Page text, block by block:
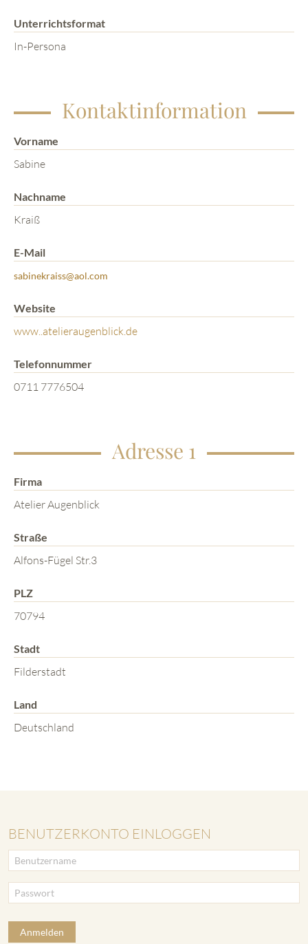
Unterrichtsformat
In-Persona
Kontaktinformation
Vorname
Sabine
Nachname
Kraiß
E-Mail
sabinekraiss@aol.com
Website
www..atelieraugenblick.de
Telefonnummer
0711 7776504
Adresse 1
Firma
Atelier Augenblick
Straße
Alfons-Fügel Str.3
PLZ
70794
Stadt
Filderstadt
Land
Deutschland
BENUTZERKONTO EINLOGGEN
Anmelden